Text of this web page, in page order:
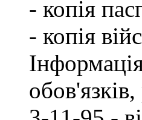
- копія
- копія